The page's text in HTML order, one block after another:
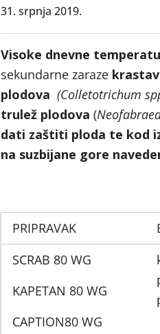
31. srpnja 2019.
Visoke dnevne
sekundarne zaraze
plodova (Colletotrichum
trulež plodova (
dati zaštiti ploda te kod
na suzbijane gore
PRIPRAVAK
SCRAB 80 WG
KAPETAN 80 WG
CAPTION80 WG